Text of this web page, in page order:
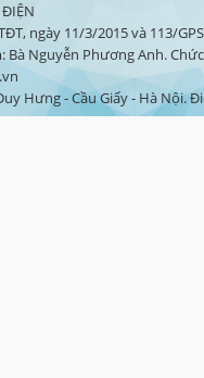
ĐIỆN
ngày 11/3/2015 và 113/
Bà Nguyễn Phương Anh.
Hưng - Cầu Giấy - Hà Nội.